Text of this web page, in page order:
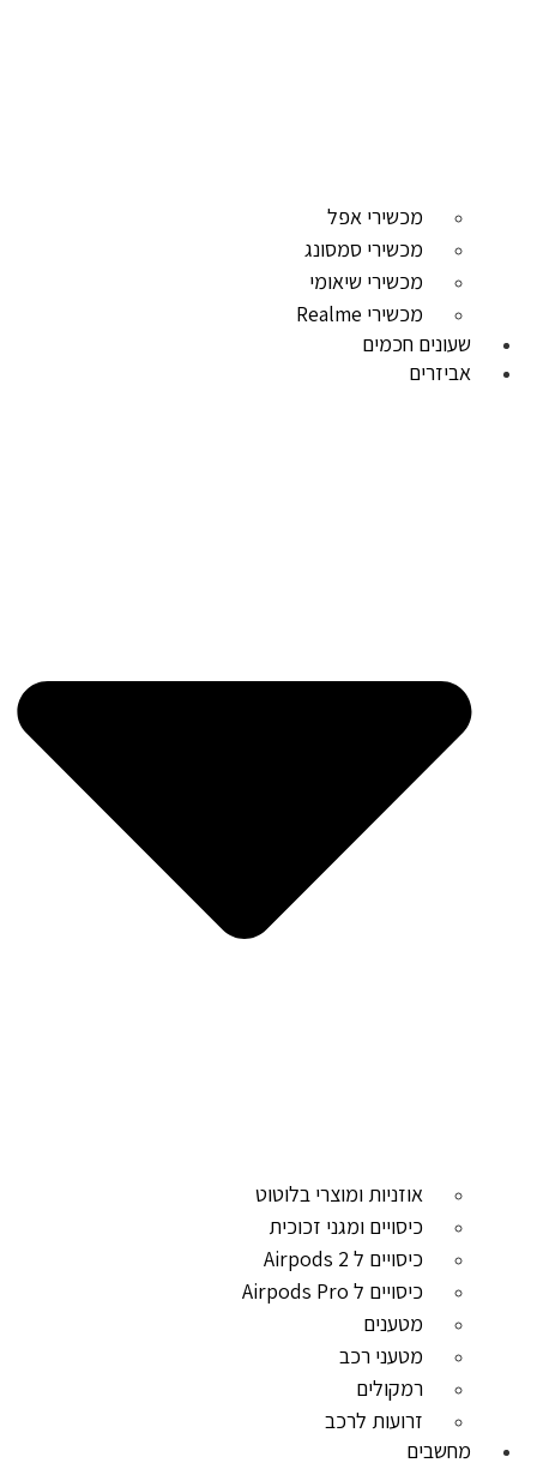
מכשירי אפל
מכשירי סמסונג
מכשירי שיאומי
מכשירי Realme
שעונים חכמים
אביזרים
אוזניות ומוצרי בלוטוט
כיסויים ומגני זכוכית
כיסויים ל Airpods 2
כיסויים ל Airpods Pro
מטענים
מטעני רכב
רמקולים
זרועות לרכב
מחשבים